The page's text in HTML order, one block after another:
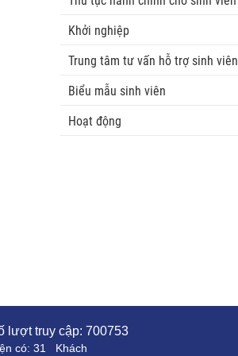
Khởi nghiệp
Trung tâm tư vấn hỗ trợ sinh viên
Biểu mẫu sinh viên
Hoạt động
lượt truy cập: 700753
có: 31 Khách